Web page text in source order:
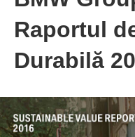
Raportul
Durabilă